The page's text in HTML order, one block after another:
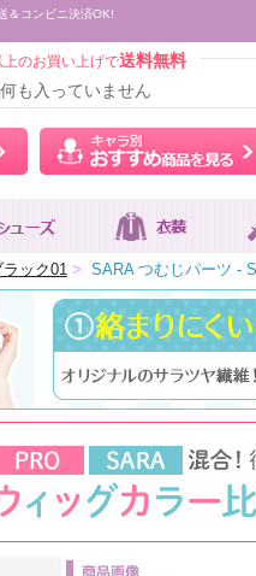
＆コンビニ決済OK!
上のお買い上げで送料無料
も入っていません
ウィッグをカラーから探す
ラック01 > SARA つむじパーツ -